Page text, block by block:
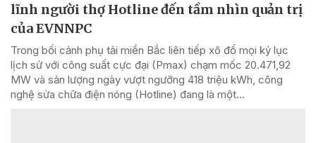
lĩnh người thợ Hotline đến tầm nhìn quản trị
của EVNNPC
Trong bối cảnh phụ tải miền Bắc liên tiếp xô đổ mọi kỷ lục
lịch sử với công suất cực đại (Pmax) chạm mốc 20.471,92
MW và sản lượng ngày vượt ngưỡng 418 triệu kWh, công
nghệ sửa chữa điện nóng (Hotline) đang là một...